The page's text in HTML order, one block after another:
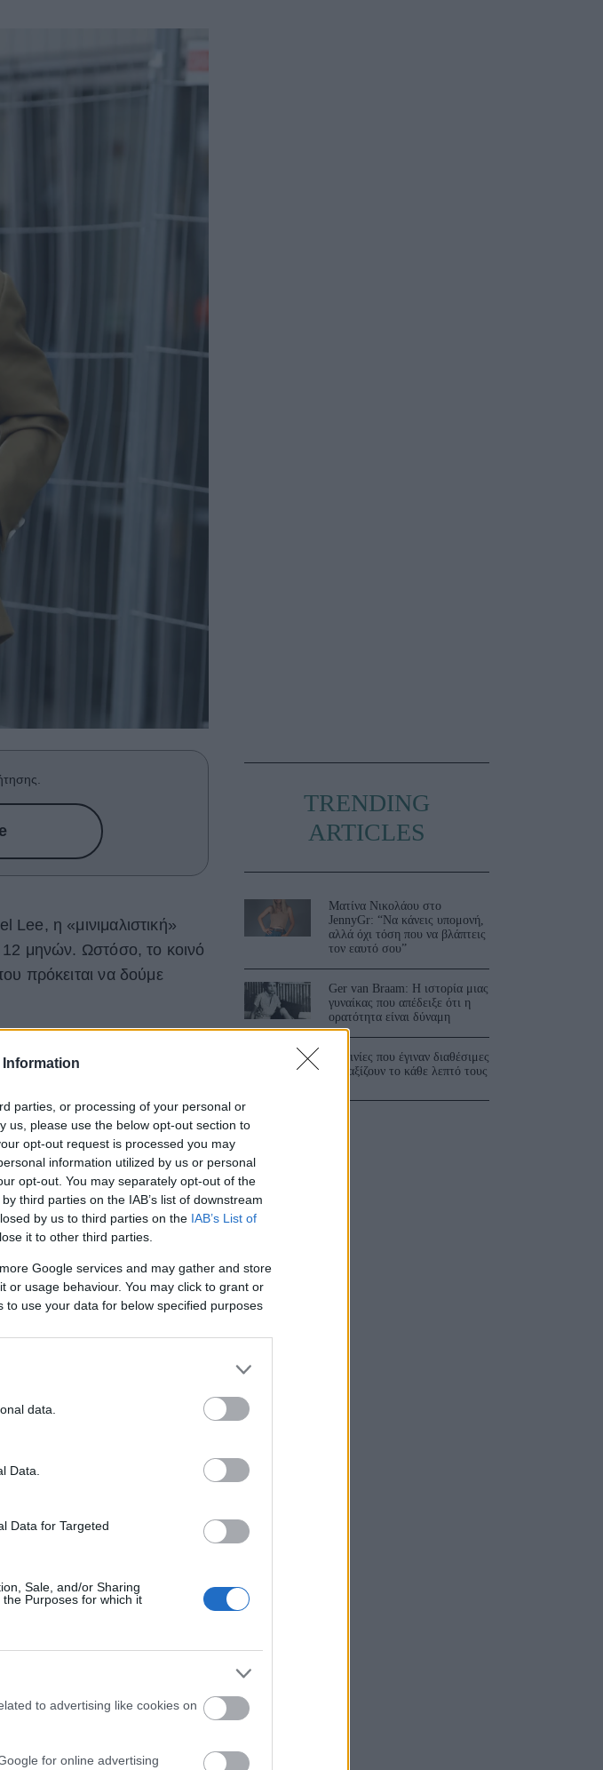
Information
parties, or processing of your personal or
us, please use the below opt-out section to
opt-out request is processed you may
information utilized by us or personal
opt-out. You may separately opt-out of the
third parties on the IAB’s list of downstream
by us to third parties on the IAB’s List of
it to other third parties.
Google services and may gather and store
or usage behaviour. You may click to grant or
use your data for below specified purposes
data.
Data.
Data for Targeted
Sale, and/or Sharing
Purposes for which it
to advertising like cookies on
for online advertising
Χωρίς Ταμπέλες
η «μινιμαλιστική»
12 μηνών. Ωστόσο, το κοινό
πρόκειται να δούμε
κομμάτια πλέον έρχεται,
chic παλέτας.
νοσταλγική που μας
για να τα
TRENDING
ARTICLES
Ματίνα Νικολάου στο
JennyGr: “Να κάνεις υπομονή,
αλλά όχι τόση που να βλάπτεις
τον εαυτό σου”
Ger van Braam: Η ιστορία μιας
γυναίκας που απέδειξε ότι η
ορατότητα είναι δύναμη
3 ταινίες που έγιναν διαθέσιμες
και αξίζουν το κάθε λεπτό τους